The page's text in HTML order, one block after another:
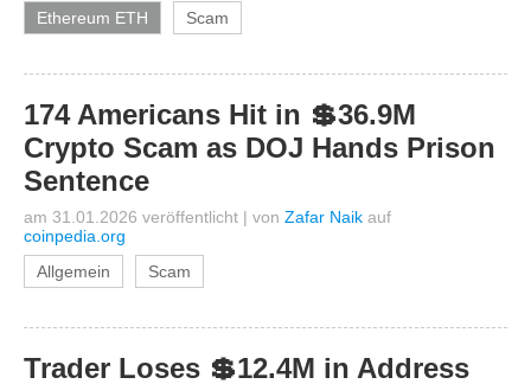
Ethereum ETH
Scam
174 Americans Hit in 💲36.9M
Crypto Scam as DOJ Hands Prison
Sentence
am 31.01.2026 veröffentlicht | von Zafar Naik auf
coinpedia.org
Allgemein
Scam
Trader Loses 💲12.4M in Address